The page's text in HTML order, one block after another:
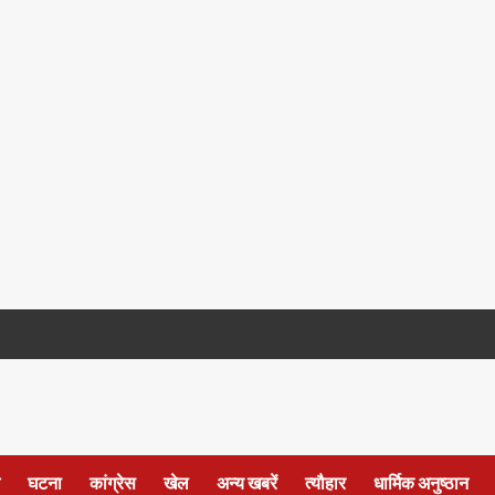
घटना कांग्रेस खेल अन्य खबरें त्यौहार धार्मिक अनुष्ठान